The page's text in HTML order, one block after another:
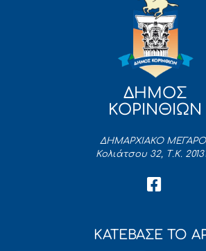
ΔΗΜΟΣ
ΚΟΡΙΝΘΙΩΝ
ΔΗΜΑΡΧΙΑΚΟ ΜΕΓΑΡΟ
Κολιάτσου 32, Τ.Κ.
ΚΑΤΕΒΑΣΕ ΤΟ